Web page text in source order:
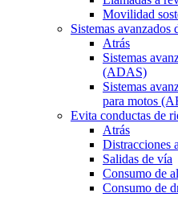
Movilidad
Sistemas avanzados
Atrás
Sistemas
(ADAS)
Sistemas
para motos
Evita conductas de
Atrás
Distracciones
Salidas de vía
Consumo de
Consumo de